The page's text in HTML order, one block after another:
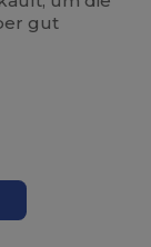
gut